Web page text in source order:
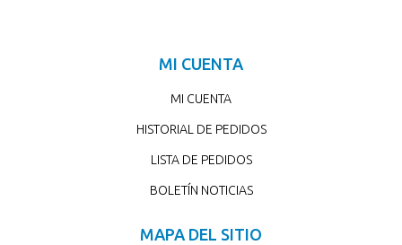
MI CUENTA
MI CUENTA
HISTORIAL DE PEDIDOS
LISTA DE PEDIDOS
BOLETÍN NOTICIAS
MAPA DEL SITIO